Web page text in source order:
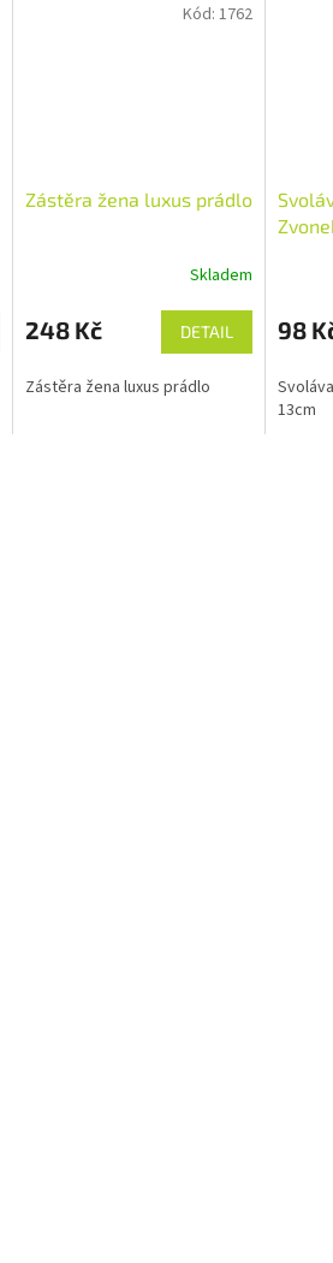
Zástěra žena luxus prádlo
Skladem
248 Kč DETAIL
Zástěra žena luxus prádlo
Kód:1762
98
13cm